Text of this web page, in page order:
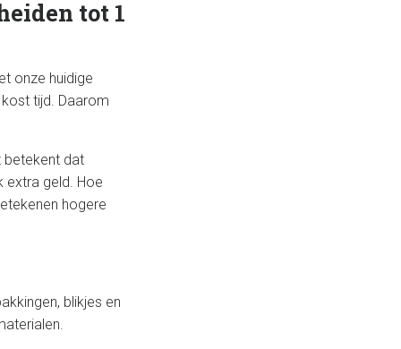
tot 1
onze huidige
tijd. Daarom
betekent dat
extra geld. Hoe
hogere
blikjes en